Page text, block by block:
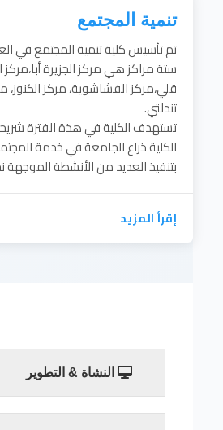
تنمية المجتمع
ستة مراكز هي مركز الجزيرة
قلي،مركز الفشاشوية، مركز الكنوز،
تندلتي.
تستهدف الكلية في هذة الفترة
الكلية ذراع الجامعة في خدمة
بتنفيذ العديد من الأنشطة الموجهة
إقرأ المزيد
النشاة & التطوير
م بفتح ستة مراكز هي مركز